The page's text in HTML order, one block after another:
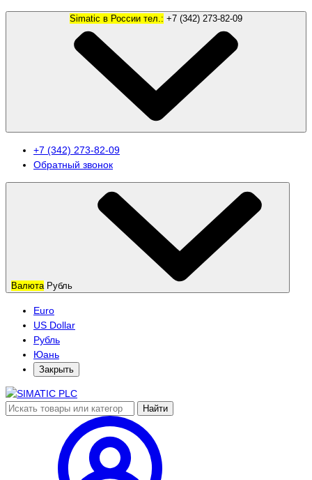
Simatic в России тел.:
+7 (342) 273-82-09
Обратный звонок
Валюта Рубль
Euro
US Dollar
Рубль
Юань
Закрыть
Найти